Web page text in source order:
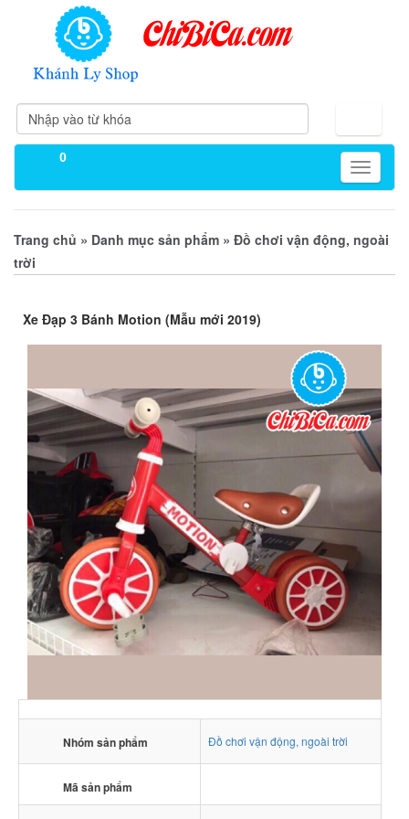
Toggle
0
Trang chủ » Danh mục sản phẩm » Đồ chơi vận động, ngoài
trời
Xe Đạp 3 Bánh Motion (Mẫu mới 2019)
Nhóm sản phẩm Đồ chơi vận động, ngoài trời
Mã sản phẩm